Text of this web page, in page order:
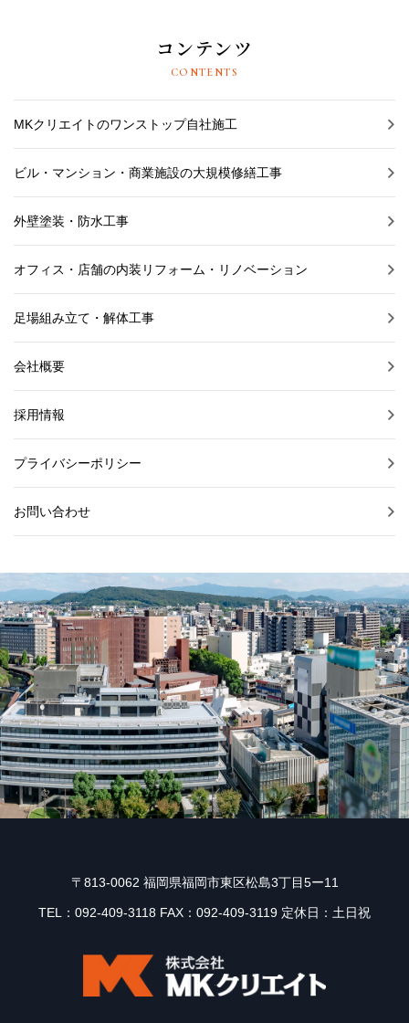
コンテンツ
CONTENTS
MKクリエイトのワンストップ自社施工
ビル・マンション・商業施設の大規模修繕工事
外壁塗装・防水工事
オフィス・店舗の内装リフォーム・リノベーション
足場組み立て・解体工事
会社概要
採用情報
プライバシーポリシー
お問い合わせ
〒813-0062 福岡県福岡市東区松島3丁目5ー11
TEL：092-409-3118 FAX：092-409-3119 定休日：土日祝